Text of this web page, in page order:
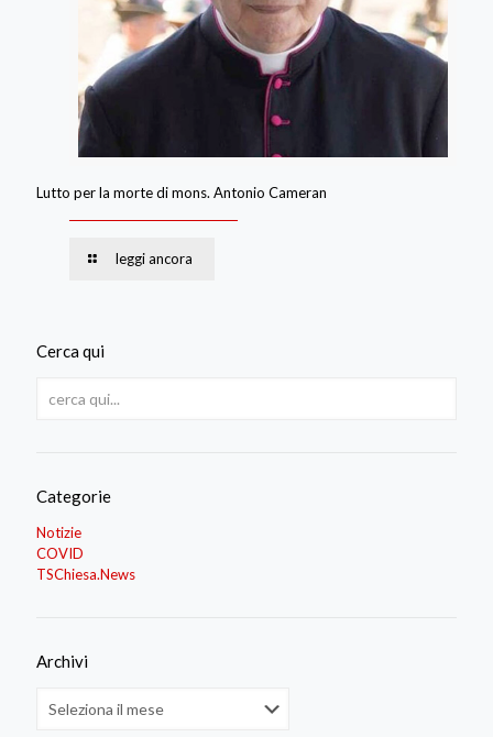
Lutto per la morte di mons. Antonio Cameran
leggi ancora
Cerca qui
Categorie
Notizie
COVID
TSChiesa.News
Archivi